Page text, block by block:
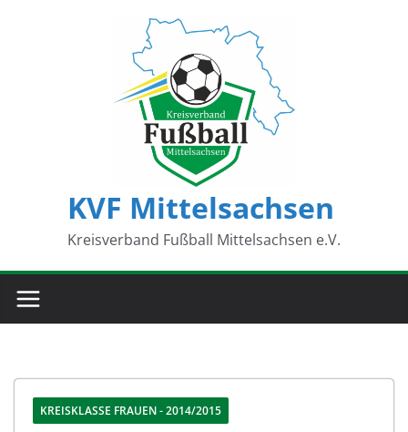
KVF Mittelsachsen
Kreisverband Fußball Mittelsachsen e.V.
KREISKLASSE FRAUEN - 2014/2015